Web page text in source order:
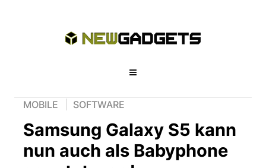
MOBILE SOFTWARE
Samsung Galaxy S5 kann
nun auch als Babyphone